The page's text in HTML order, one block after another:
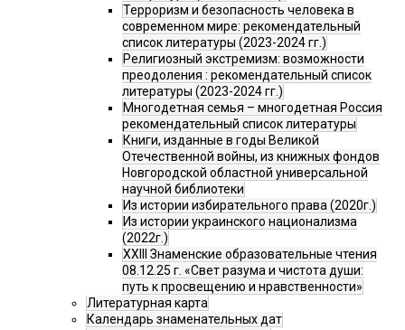
Терроризм и безопасность человека в
современном мире: рекомендательный
список литературы (2023-2024 гг.)
Религиозный экстремизм: возможности
преодоления : рекомендательный список
литературы (2023-2024 гг.)
Многодетная семья – многодетная Россия
рекомендательный список литературы
Книги, изданные в годы Великой
Отечественной войны, из книжных фондов
Новгородской областной универсальной
научной библиотеки
Из истории избирательного права (2020г.)
Из истории украинского национализма
(2022г.)
XXIII Знаменские образовательные чтения
08.12.25 г. «Свет разума и чистота души:
путь к просвещению и нравственности»
Литературная карта
Календарь знаменательных дат